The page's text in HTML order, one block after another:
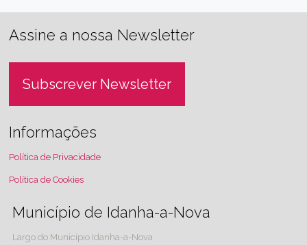
Assine a nossa Newsletter
Subscrever Newsletter
Informações
Política de Privacidade
Política de Cookies
Município de Idanha-a-Nova
Largo do Município Idanha-a-Nova